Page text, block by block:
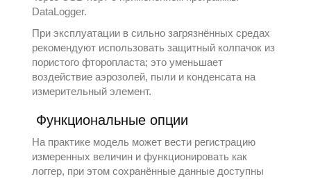
DataLogger.
При эксплуатации в сильно загрязнённых средах
рекомендуют использовать защитный колпачок из
пористого фторопласта; это уменьшает
воздействие аэрозолей, пыли и конденсата на
измерительный элемент.
Функциональные опции
На практике модель может вести регистрацию
измеренных величин и функционировать как
логгер, при этом сохранённые данные доступны